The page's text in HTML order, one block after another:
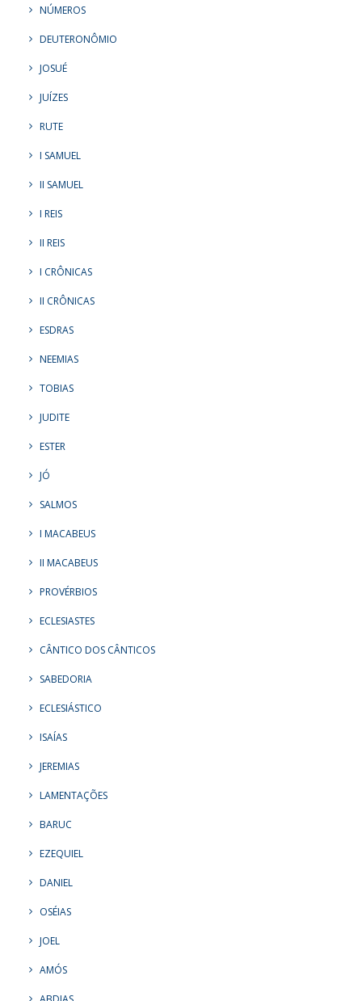
NÚMEROS
DEUTERONÔMIO
JOSUÉ
JUÍZES
RUTE
I SAMUEL
II SAMUEL
I REIS
II REIS
I CRÔNICAS
II CRÔNICAS
ESDRAS
NEEMIAS
TOBIAS
JUDITE
ESTER
JÓ
SALMOS
I MACABEUS
II MACABEUS
PROVÉRBIOS
ECLESIASTES
CÂNTICO DOS CÂNTICOS
SABEDORIA
ECLESIÁSTICO
ISAÍAS
JEREMIAS
LAMENTAÇÕES
BARUC
EZEQUIEL
DANIEL
OSÉIAS
JOEL
AMÓS